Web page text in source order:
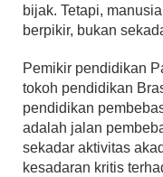
bijak. Tetapi,
berpikir, bukan
Pemikir pendidikan
tokoh pendidikan
pendidikan
adalah jalan
sekadar aktivitas
kesadaran kritis